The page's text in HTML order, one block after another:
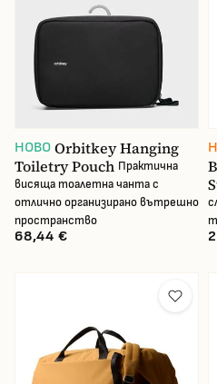
НОВО Orbitkey Hanging
Toiletry Pouch Практична
висяща тоалетна чанта с
отлично организирано вътрешно
пространство
68,44 €